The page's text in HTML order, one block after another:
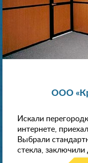
ООО
Искали
интернете,
Выбрали
стекла,